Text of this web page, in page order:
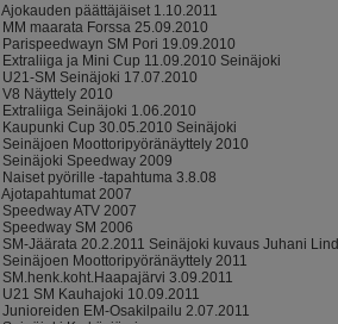
Ajokauden päättäjäiset 1.10.2011
MM maarata Forssa 25.09.2010
Parispeedwayn SM Pori 19.09.2010
Extraliiga ja Mini Cup 11.09.2010 Seinäjoki
U21-SM Seinäjoki 17.07.2010
V8 Näyttely 2010
Extraliiga Seinäjoki 1.06.2010
Kaupunki Cup 30.05.2010 Seinäjoki
Seinäjoen Moottoripyöränäyttely 2010
Seinäjoki Speedway 2009
Naiset pyörille -tapahtuma 3.8.08
Ajotapahtumat 2007
Speedway ATV 2007
Speedway SM 2006
SM-Jäärata 20.2.2011 Seinäjoki kuvaus Juhani Lind
Seinäjoen Moottoripyöränäyttely 2011
SM.henk.koht.Haapajärvi 3.09.2011
U21 SM Kauhajoki 10.09.2011
Junioreiden EM-Osakilpailu 2.07.2011